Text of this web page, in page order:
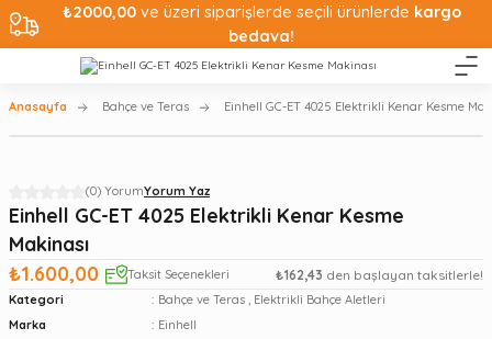
₺2000,00ve üzeri siparişlerde seçili ürünlerde kargo
bedava!
Anasayfa Bahçe ve Teras Einhell GC-ET 4025 Elektrikli Kenar Kesme
(0) YorumYorum Yaz
Einhell GC-ET 4025 Elektrikli Kenar Kesme
Makinası
₺1.600,00
Taksit Seçenekleri ₺162,43 den başlayan taksitlerle!
Kategori Bahçe ve Teras , Elektrikli Bahçe Aletleri
Marka
Einhell